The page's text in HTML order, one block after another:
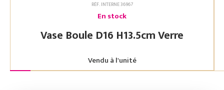
RÉF. INTERNE 36967
En stock
Vase Boule D16 H13.5cm Verre
Vendu à l'unité